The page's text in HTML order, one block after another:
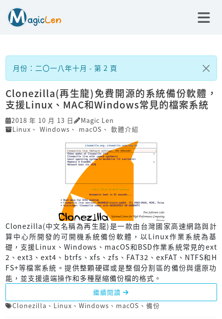
月份：二〇一八年十月 - 第 2 頁
Clonezilla(再生龍)免費開源的系統備份軟體，
支援Linux、MAC和Windows常見的檔案系統
2018 年 10 月 13 日
Magic Len
Linux 、 Windows 、 macOS 、 軟體介紹
Clonezilla(中文名稱為再生龍)是一款由台灣國家高速網路與計
算中心所開發的可開機系統備份軟體，以Linux作業系統為基
礎，支援Linux、Windows、macOS和BSD作業系統常見的ext
2、ext3、ext4、btrfs、xfs、zfs、FAT32、exFAT、NTFS和H
FS+等檔案系統。提供整顆硬碟或是整個分割區的備份與還原功
能，並支援遠端操作和多種壓縮備份檔的格式。
繼續閱讀
Clonezilla 、 Linux 、 Windows 、 macOS 、 備份